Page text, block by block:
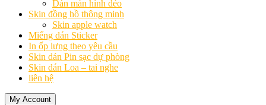
Dán màn hình dẻo
Skin đồng hồ thông minh
Skin apple watch
Miếng dán Sticker
In ốp lưng theo yêu cầu
Skin dán Pin sạc dự phòng
Skin dán Loa – tai nghe
liên hệ
My Account